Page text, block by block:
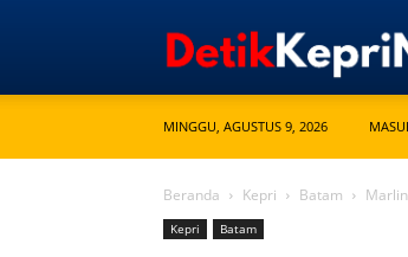
MINGGU, AGUSTUS 9, 2026
Beranda Kepri Batam
Kepri Batam